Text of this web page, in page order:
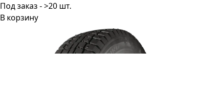
Под заказ - >20 шт.
В корзину